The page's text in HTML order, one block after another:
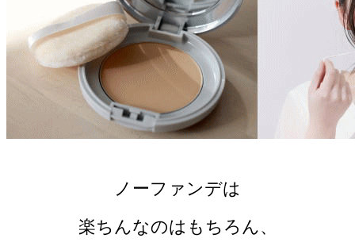
ノーファンデは
楽ちんなのはもちろん、